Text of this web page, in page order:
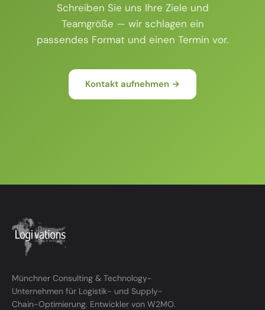
Schreiben Sie uns Ihre Ziele und
Teamgröße — wir schlagen ein
passendes Format und einen Termin vor.
Kontakt aufnehmen →
Münchner Consulting & Technology-
Unternehmen für Logistik- und Supply-
Chain-Optimierung. Entwickler von W2MO.